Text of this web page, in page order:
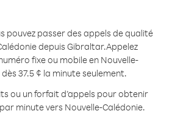
pouvez passer des appels de qualité
depuis Gibraltar.Appelez
fixe ou mobile en Nouvelle-
37.5 ¢ la minute seulement.
ou un forfait d’appels pour obtenir
minute vers Nouvelle-Calédonie.